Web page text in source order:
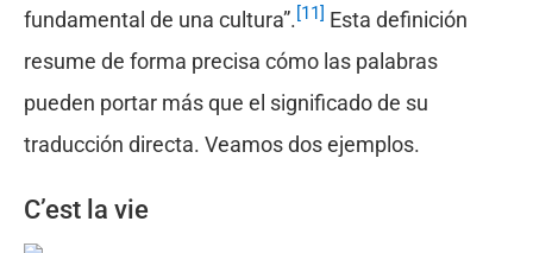
fundamental de una cultura”.[11] Esta definición
resume de forma precisa cómo las palabras
pueden portar más que el significado de su
traducción directa. Veamos dos ejemplos.
C’est la vie